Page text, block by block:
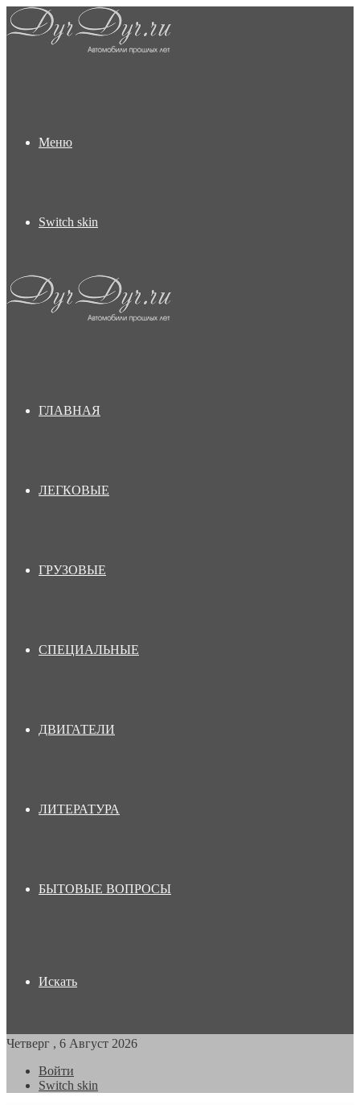
Меню
Switch skin
ГЛАВНАЯ
ЛЕГКОВЫЕ
ГРУЗОВЫЕ
СПЕЦИАЛЬНЫЕ
ДВИГАТЕЛИ
ЛИТЕРАТУРА
БЫТОВЫЕ ВОПРОСЫ
Искать
Четверг , 6 Август 2026
Войти
Switch skin